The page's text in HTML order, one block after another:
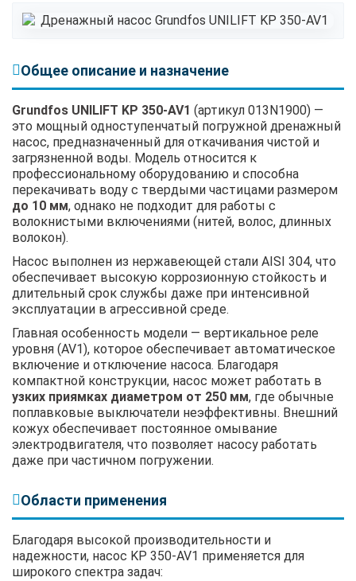
Общее описание и назначение
Grundfos UNILIFT KP 350-AV1 (артикул 013N1900) —
это мощный одноступенчатый погружной дренажный
насос, предназначенный для откачивания чистой и
загрязненной воды. Модель относится к
профессиональному оборудованию и способна
перекачивать воду с твердыми частицами размером
до 10 мм, однако не подходит для работы с
волокнистыми включениями (нитей, волос, длинных
волокон).
Насос выполнен из нержавеющей стали AISI 304, что
обеспечивает высокую коррозионную стойкость и
длительный срок службы даже при интенсивной
эксплуатации в агрессивной среде.
Главная особенность модели — вертикальное реле
уровня (AV1), которое обеспечивает автоматическое
включение и отключение насоса. Благодаря
компактной конструкции, насос может работать в
узких приямках диаметром от 250 мм, где обычные
поплавковые выключатели неэффективны. Внешний
кожух обеспечивает постоянное омывание
электродвигателя, что позволяет насосу работать
даже при частичном погружении.
Области применения
Благодаря высокой производительности и
надежности, насос KP 350-AV1 применяется для
широкого спектра задач: